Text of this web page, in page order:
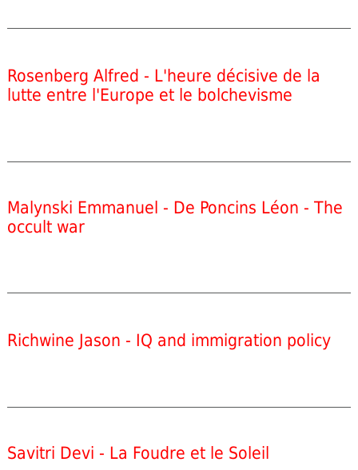
Rosenberg Alfred - L'heure décisive de la
lutte entre l'Europe et le bolchevisme
Malynski Emmanuel - De Poncins Léon - The
occult war
Richwine Jason - IQ and immigration policy
Savitri Devi - La Foudre et le Soleil